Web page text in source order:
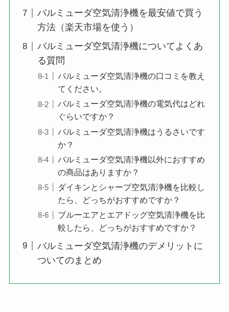
バルミューダ空気清浄機を最安値で買う
方法（楽天市場を使う）
バルミューダ空気清浄機についてよくあ
る質問
バルミューダ空気清浄機の口コミを教え
てください。
バルミューダ空気清浄機の電気代はどれ
ぐらいですか？
バルミューダ空気清浄機はうるさいです
か？
バルミューダ空気清浄機以外におすすめ
の商品はありますか？
ダイキンとシャープ空気清浄機を比較し
たら、どっちがおすすめですか？
ブルーエアとエアドッグ空気清浄機を比
較したら、どっちがおすすめですか？
バルミューダ空気清浄機のデメリットに
ついてのまとめ